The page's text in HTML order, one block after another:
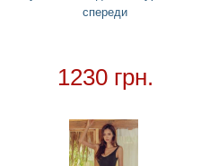
Надувные подстаканники
Для дома
спереди
1230 грн.